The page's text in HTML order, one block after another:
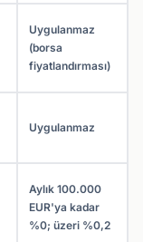
Uygulanmaz
(borsa
fiyatlandırması)
Uygulanmaz
Aylık 100.000
EUR'ya kadar
%0; üzeri %0,2